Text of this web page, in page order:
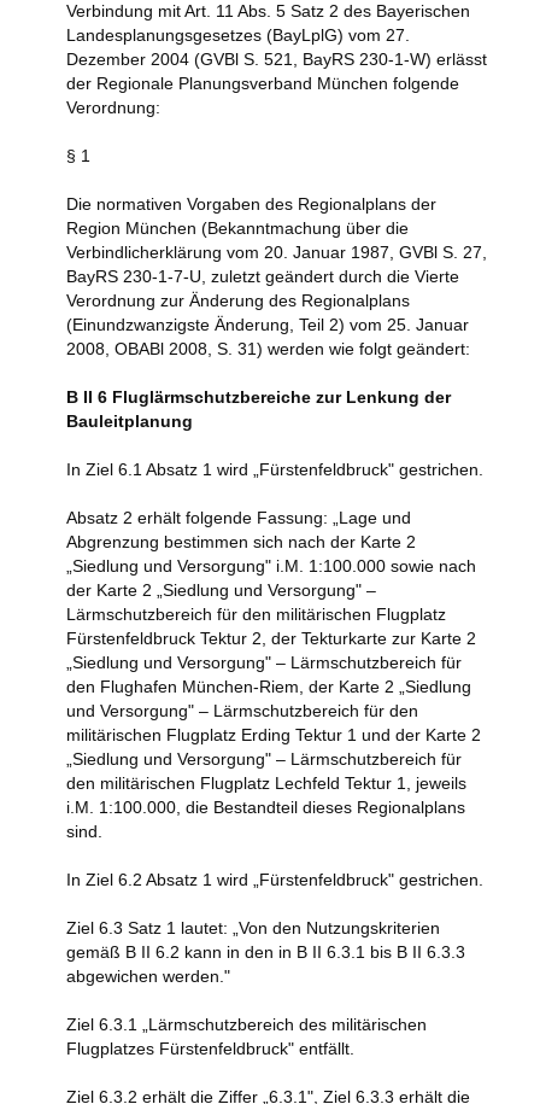
Verbindung mit Art. 11 Abs. 5 Satz 2 des Bayerischen
Landesplanungsgesetzes (BayLplG) vom 27.
Dezember 2004 (GVBl S. 521, BayRS 230-1-W) erlässt
der Regionale Planungsverband München folgende
Verordnung:
§ 1
Die normativen Vorgaben des Regionalplans der
Region München (Bekanntmachung über die
Verbindlicherklärung vom 20. Januar 1987, GVBl S. 27,
BayRS 230-1-7-U, zuletzt geändert durch die Vierte
Verordnung zur Änderung des Regionalplans
(Einundzwanzigste Änderung, Teil 2) vom 25. Januar
2008, OBABl 2008, S. 31) werden wie folgt geändert:
B II 6 Fluglärmschutzbereiche zur Lenkung der
Bauleitplanung
In Ziel 6.1 Absatz 1 wird „Fürstenfeldbruck" gestrichen.
Absatz 2 erhält folgende Fassung: „Lage und
Abgrenzung bestimmen sich nach der Karte 2
„Siedlung und Versorgung" i.M. 1:100.000 sowie nach
der Karte 2 „Siedlung und Versorgung" –
Lärmschutzbereich für den militärischen Flugplatz
Fürstenfeldbruck Tektur 2, der Tekturkarte zur Karte 2
„Siedlung und Versorgung" – Lärmschutzbereich für
den Flughafen München-Riem, der Karte 2 „Siedlung
und Versorgung" – Lärmschutzbereich für den
militärischen Flugplatz Erding Tektur 1 und der Karte 2
„Siedlung und Versorgung" – Lärmschutzbereich für
den militärischen Flugplatz Lechfeld Tektur 1, jeweils
i.M. 1:100.000, die Bestandteil dieses Regionalplans
sind.
In Ziel 6.2 Absatz 1 wird „Fürstenfeldbruck" gestrichen.
Ziel 6.3 Satz 1 lautet: „Von den Nutzungskriterien
gemäß B II 6.2 kann in den in B II 6.3.1 bis B II 6.3.3
abgewichen werden."
Ziel 6.3.1 „Lärmschutzbereich des militärischen
Flugplatzes Fürstenfeldbruck" entfällt.
Ziel 6.3.2 erhält die Ziffer „6.3.1", Ziel 6.3.3 erhält die